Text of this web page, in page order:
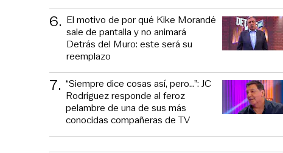
6. El motivo de por qué Kike Morandé
sale de pantalla y no animará
Detrás del Muro: este será su
reemplazo
7. “Siempre dice cosas así, pero...”: JC
Rodríguez responde al feroz
pelambre de una de sus más
conocidas compañeras de TV